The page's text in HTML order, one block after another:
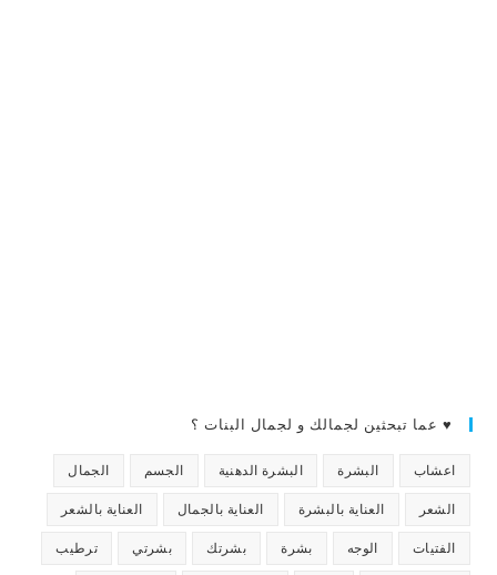
♥ عما تبحثين لجمالك و لجمال البنات ؟
اعشاب البشرة البشرة الدهنية الجسم الجمال
الشعر العناية بالبشرة العناية بالجمال العناية بالشعر
الفتيات الوجه بشرة بشرتك بشرتي ترطيب